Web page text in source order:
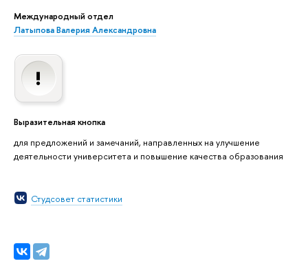
Международный отдел
Латыпова Валерия Александровна
Выразительная кнопка
для предложений и замечаний, направленных на улучшение
деятельности университета и повышение качества образования
Студсовет статистики